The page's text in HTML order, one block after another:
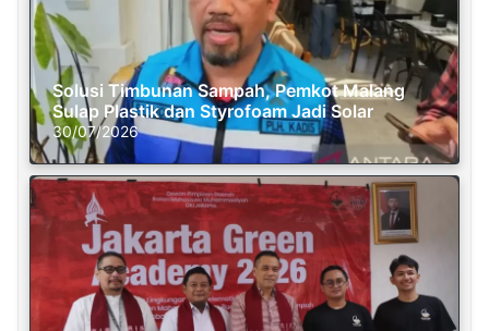
Solusi Timbunan Sampah, Pemkot Malang
Sulap Plastik dan Styrofoam Jadi Solar
30/07/2026